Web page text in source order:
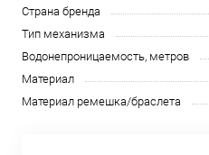
Страна бренда
Тип механизма
Водонепроницаемость, метров
Материал
Материал ремешка/браслета